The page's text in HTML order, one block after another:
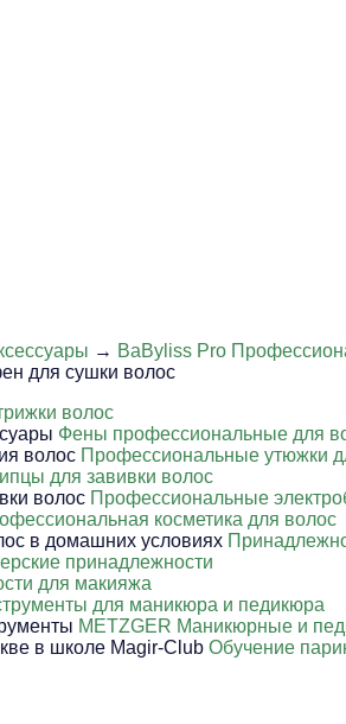
→ BaByliss Pro
для сушки волос
волос
Фены профессиональные для
Профессиональные утюжки
для завивки волос
Профессиональные
косметика для волос
принадлежности
для макияжа
для маникюра и педикюра
METZGER Маникюрные и
Обучение